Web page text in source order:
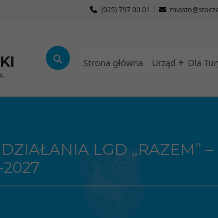
(025) 797 00 01
Strona główna Urząd Dla
LGD „RAZEM”